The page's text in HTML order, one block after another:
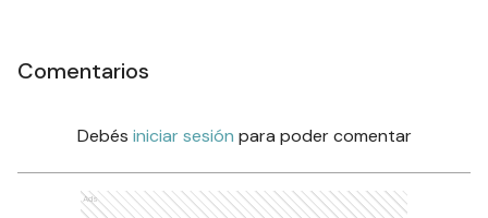
Comentarios
Debés iniciar sesión para poder comentar
Ads